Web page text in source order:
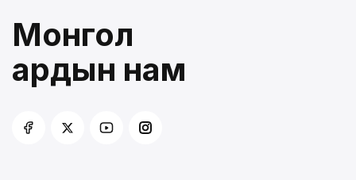
Монгол
ардын нам